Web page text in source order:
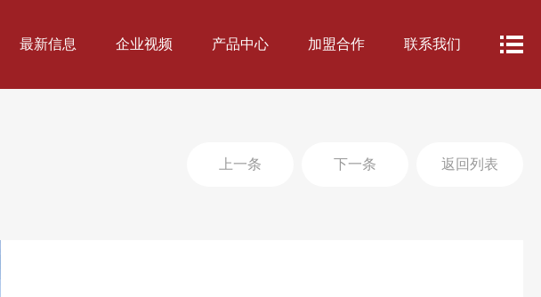
最新信息 企业视频 产品中心 加盟合作 联系我们
上一条 下一条 返回列表